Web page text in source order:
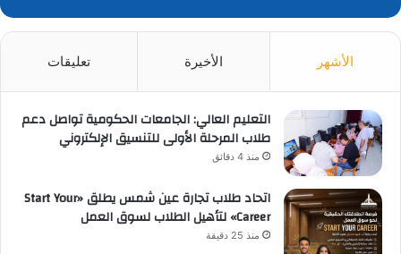
الأشهر الأخيرة تعليقات
التعليم العالي: الجامعات الحكومية تواصل دعم
طلاب المرحلة الأولى للتنسيق الإلكتروني
منذ 4 دقائق
اتحاد طلاب تجارة عين شمس يطلق «Start Your
Career» لتأهيل الطلاب لسوق العمل
منذ 25 دقيقة